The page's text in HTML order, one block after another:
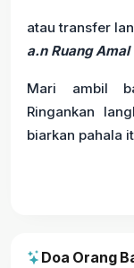
atau transfer
a.n Ruang
Mari ambil
Ringankan
biarkan pahala
Doa Orang